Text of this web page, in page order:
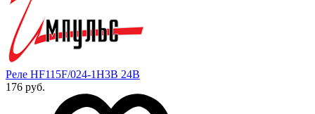
Реле HF115F/024-1H3B 24В
176 руб.